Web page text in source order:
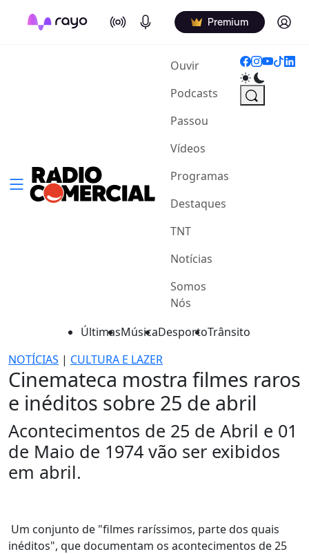
On Air Podcasts Premium Log in
Ouvir(current)
Podcasts
Passou
Vídeos
Programas
Destaques
TNT
Notícias
Somos
Nós
ÚltimasMúsicaDesportoTrânsito
NOTÍCIAS | CULTURA E LAZER
Cinemateca mostra filmes raros
e inéditos sobre 25 de abril
Acontecimentos de 25 de Abril e 01
de Maio de 1974 vão ser exibidos
em abril.
Um conjunto de "filmes raríssimos, parte dos quais
inéditos", que documentam os acontecimentos de 25